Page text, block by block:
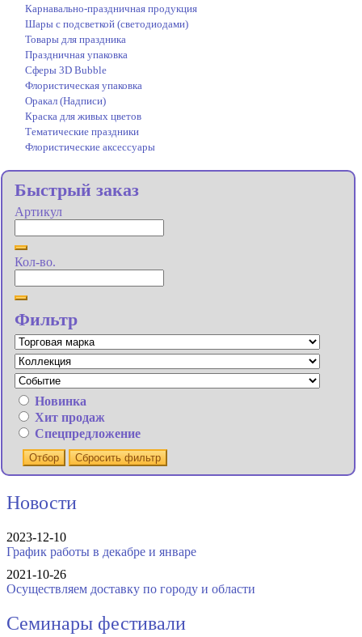
Карнавально-праздничная продукция
Шары с подсветкой (светодиодами)
Товары для праздника
Праздничная упаковка
Сферы 3D Bubble
Флористическая упаковка
Оракал (Надписи)
Краска для живых цветов
Тематические праздники
Флористические аксессуары
Быстрый заказ
Артикул
Кол-во.
Фильтр
Новинка
Хит продаж
Спецпредложение
Отбор Сбросить фильтр
Новости
2023-12-10
График работы в декабре и январе
2021-10-26
Осуществляем доставку по городу и области
Семинары фестивали